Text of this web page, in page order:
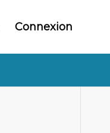
Connexion